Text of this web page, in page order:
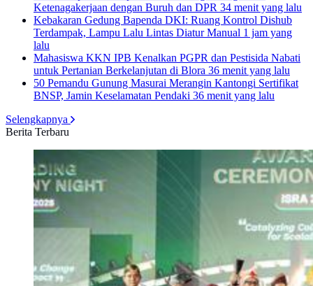
Ketenagakerjaan dengan Buruh dan DPR 34 menit yang lalu
Kebakaran Gedung Bapenda DKI: Ruang Kontrol Dishub
Terdampak, Lampu Lalu Lintas Diatur Manual 1 jam yang
lalu
Mahasiswa KKN IPB Kenalkan PGPR dan Pestisida Nabati
untuk Pertanian Berkelanjutan di Blora 36 menit yang lalu
50 Pemandu Gunung Masurai Merangin Kantongi Sertifikat
BNSP, Jamin Keselamatan Pendaki 36 menit yang lalu
Selengkapnya
Berita Terbaru